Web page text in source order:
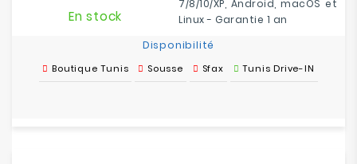
7/8/10/XP, Android, macOS et
Linux - Garantie 1 an
En stock
Disponibilité
Boutique Tunis Sousse Sfax Tunis Drive-IN